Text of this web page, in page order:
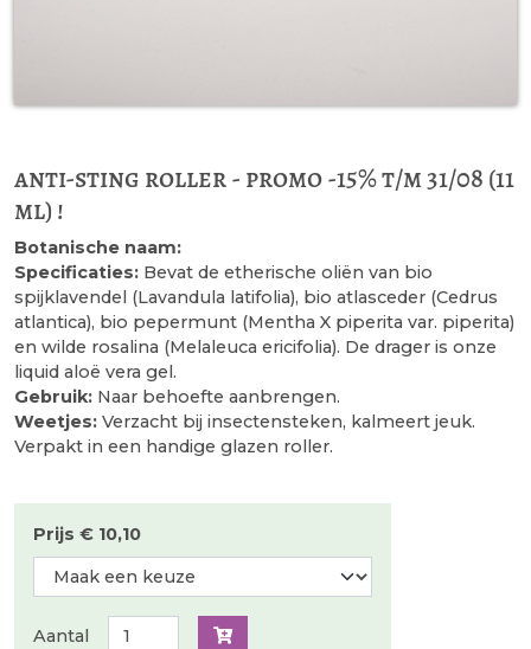
anti-sting roller - promo -15% t/m 31/08 (11
ml) !
Botanische naam:
Specificaties: Bevat de etherische oliën van bio
spijklavendel (Lavandula latifolia), bio atlasceder (Cedrus
atlantica), bio pepermunt (Mentha X piperita var. piperita)
en wilde rosalina (Melaleuca ericifolia). De drager is onze
liquid aloë vera gel.
Gebruik: Naar behoefte aanbrengen.
Weetjes: Verzacht bij insectensteken, kalmeert jeuk.
Verpakt in een handige glazen roller.
Prijs € 10,10
Aantal